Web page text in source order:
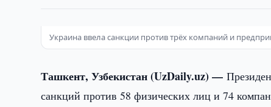
Украина ввела санкции против трёх компаний и
Ташкент, Узбекистан (UzDaily.uz) —
санкций против 58 физических лиц и 74